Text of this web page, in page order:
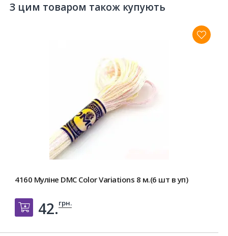
З цим товаром також купують
4160 Муліне DMC Color Variations 8 м.(6 шт в уп)
Добавить в корзину
42.грн.